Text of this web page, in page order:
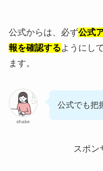
公式からは、必ず公式
報を確認するようにし
ます。
shake
公式でも把
スポン